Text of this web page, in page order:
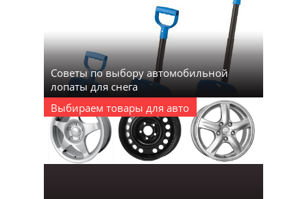
Советы по выбору автомобильной
лопаты для снега
Выбираем товары для авто